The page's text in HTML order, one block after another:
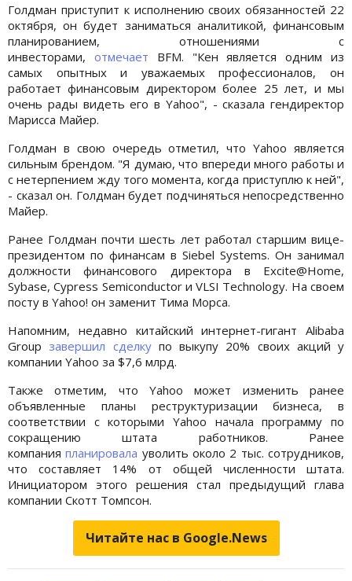
Голдман приступит к исполнению своих обязанностей 22
октября, он будет заниматься аналитикой, финансовым
планированием, отношениями с
инвесторами, отмечает BFM. "Кен является одним из
самых опытных и уважаемых профессионалов, он
работает финансовым директором более 25 лет, и мы
очень рады видеть его в Yahoo", - сказала гендиректор
Марисса Майер.
Голдман в свою очередь отметил, что Yahoo является
сильным брендом. "Я думаю, что впереди много работы и
с нетерпением жду того момента, когда приступлю к ней",
- сказал он. Голдман будет подчиняться непосредственно
Майер.
Ранее Голдман почти шесть лет работал старшим вице-
президентом по финансам в Siebel Systems. Он занимал
должности финансового директора в Excite@Home,
Sybase, Cypress Semiconductor и VLSI Technology. На своем
посту в Yahoo! он заменит Тима Морса.
Напомним, недавно китайский интернет-гигант Alibaba
Group завершил сделкупо выкупу 20% своих акций у
компании Yahoo за $7,6 млрд.
Также отметим, что Yahoo может изменить ранее
объявленные планы реструктуризации бизнеса, в
соответствии с которыми Yahoo начала программу по
сокращению штата работников. Ранее
компанияпланировала уволить около 2 тыс. сотрудников,
что составляет 14% от общей численности штата.
Инициатором этого решения стал предыдущий глава
компании Скотт Томпсон.
Читайте нас в Google.News